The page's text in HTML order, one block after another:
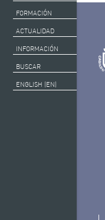
FORMACIÓN
ACTUALIDAD
INFORMACIÓN
BUSCAR
ENGLISH (EN)